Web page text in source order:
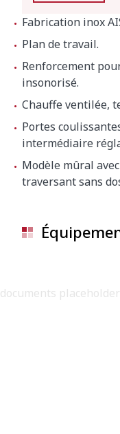
Fabrication inox
Plan de travail.
Renforcement
insonorisé.
Chauffe ventilée,
Portes
intermédiaire
Modèle mûral
traversant sans
documents placeholder